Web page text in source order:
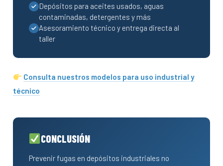
Depósitos para aceites usados, aguas
contaminadas, detergentes y más
Asesoramiento técnico y entrega directa al
taller
Consulta nuestros modelos para uso industrial y
técnico
CONCLUSIÓN
Prevenir fugas en depósitos industriales no